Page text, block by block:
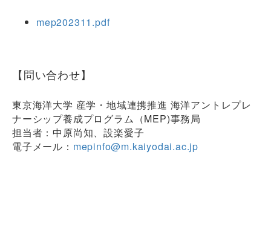
mep202311.pdf
【問い合わせ】
東京海洋大学 産学・地域連携推進 海洋アントレプレ
ナーシップ養成プログラム（MEP)事務局
担当者：中原尚知、設楽愛子
電子メール： mepinfo@m.kaiyodai.ac.jp